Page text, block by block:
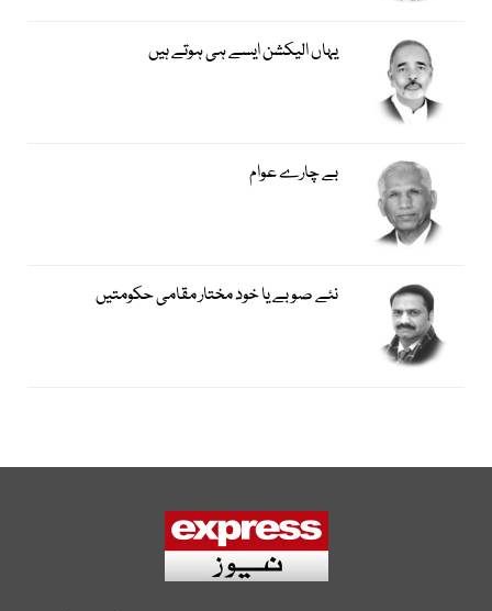
یہاں الیکشن ایسے ہی ہوتے ہیں
بے چارے عوام
نئے صوبے یا خود مختار مقامی حکومتیں